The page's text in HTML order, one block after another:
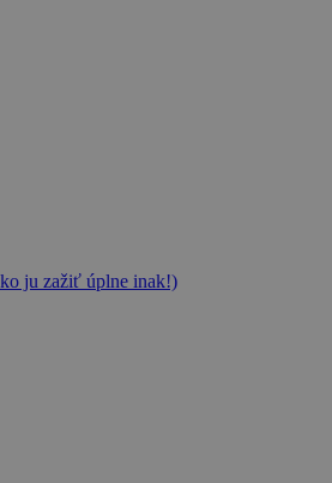
ju zažiť úplne inak!)